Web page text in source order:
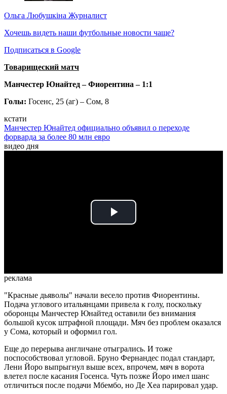
Ольга Любушкіна Журналист
Хочешь видеть наши футбольные новости чаще?
Подписаться в Google
Товарищеский матч
Манчестер Юнайтед – Фиорентина – 1:1
Голы: Госенс, 25 (аг) – Сом, 8
кстати
Манчестер Юнайтед официально объявил о переходе
форварда за более 80 млн евро
видео дня
Play
реклама
"Красные дьяволы" начали весело против Фиорентины.
Подача углового итальянцами привела к голу, поскольку
оборонцы Манчестер Юнайтед оставили без внимания
большой кусок штрафной площади. Мяч без проблем оказался
у Сома, который и оформил гол.
Еще до перерыва англичане отыгрались. И тоже
поспособствовал угловой. Бруно Фернандес подал стандарт,
Лени Йоро выпрыгнул выше всех, впрочем, мяч в ворота
влетел после касания Госенса. Чуть позже Йоро имел шанс
отличиться после подачи Мбембо, но Де Хеа парировал удар.